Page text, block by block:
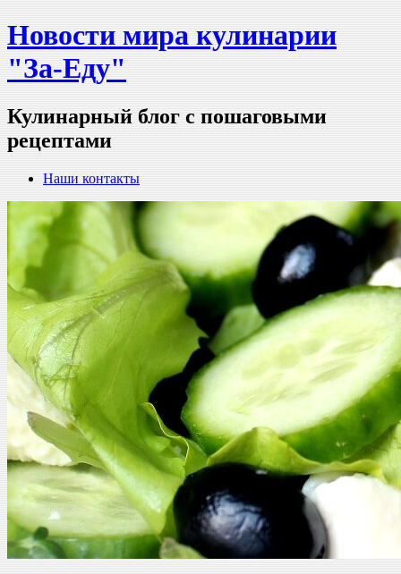
Новости мира кулинарии
"За-Еду"
Кулинарный блог с пошаговыми
рецептами
Наши контакты